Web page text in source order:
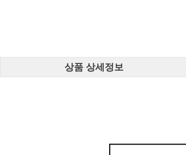
상품 상세정보